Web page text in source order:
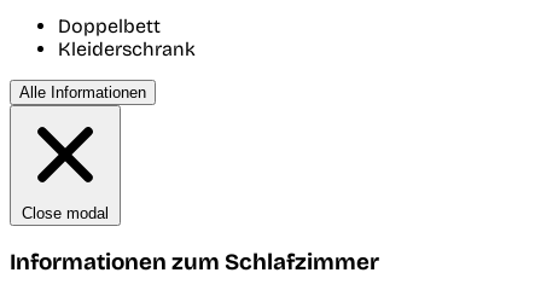
Doppelbett
Kleiderschrank
Alle Informationen
Close modal
Informationen zum Schlafzimmer